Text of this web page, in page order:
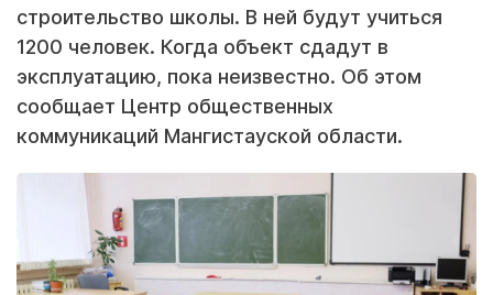
строительство школы. В ней будут учиться
1200 человек. Когда объект сдадут в
эксплуатацию, пока неизвестно. Об этом
сообщает Центр общественных
коммуникаций Мангистауской области.